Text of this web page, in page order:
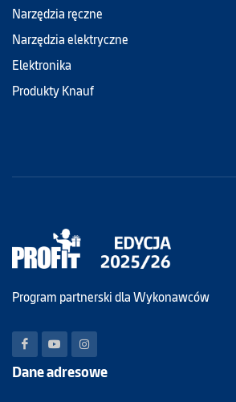
Narzędzia ręczne
Narzędzia elektryczne
Elektronika
Produkty Knauf
Program partnerski dla Wykonawców
Dane adresowe